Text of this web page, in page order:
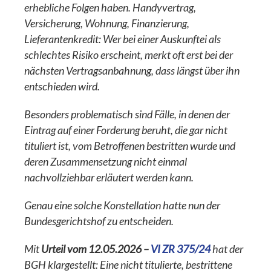
erhebliche Folgen haben. Handyvertrag,
Versicherung, Wohnung, Finanzierung,
Lieferantenkredit: Wer bei einer Auskunftei als
schlechtes Risiko erscheint, merkt oft erst bei der
nächsten Vertragsanbahnung, dass längst über ihn
entschieden wird.
Besonders problematisch sind Fälle, in denen der
Eintrag auf einer Forderung beruht, die gar nicht
tituliert ist, vom Betroffenen bestritten wurde und
deren Zusammensetzung nicht einmal
nachvollziehbar erläutert werden kann.
Genau eine solche Konstellation hatte nun der
Bundesgerichtshof zu entscheiden.
MitUrteil vom 12.05.2026 –VI ZR 375/24hat der
BGH klargestellt: Eine nicht titulierte, bestrittene